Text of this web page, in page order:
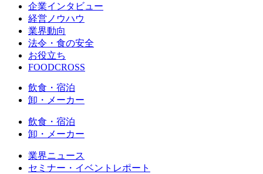
企業インタビュー
経営ノウハウ
業界動向
法令・食の安全
お役立ち
FOODCROSS
飲食・宿泊
卸・メーカー
飲食・宿泊
卸・メーカー
業界ニュース
セミナー・イベントレポート